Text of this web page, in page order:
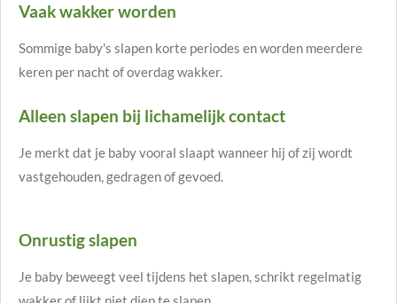
Vaak wakker worden
Sommige baby's slapen korte periodes en worden meerdere
keren per nacht of overdag wakker.
Alleen slapen bij lichamelijk contact
Je merkt dat je baby vooral slaapt wanneer hij of zij wordt
vastgehouden, gedragen of gevoed.
Onrustig slapen
Je baby beweegt veel tijdens het slapen, schrikt regelmatig